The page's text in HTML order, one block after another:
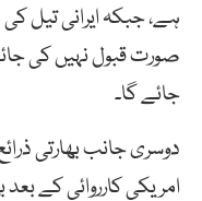
ہے، جبکہ ایرانی تیل
صورت قبول نہیں کی
جائے گا۔
دوسری جانب بھارتی
امریکی کارروائی کے